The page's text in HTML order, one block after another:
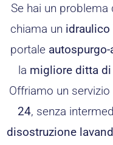
Se hai un problema
chiama un idraulico
portale
la migliore ditta
Offriamo un
24, senza
disostruzione